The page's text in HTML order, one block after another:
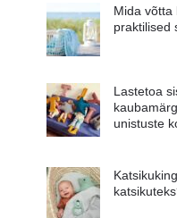
Mida võtta
praktilised
Lastetoa
unistuste